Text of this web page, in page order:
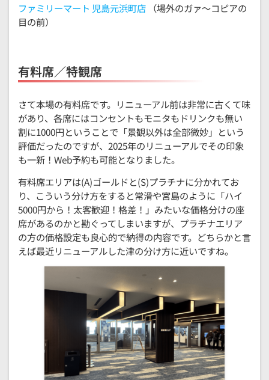
ファミリーマート 児島元浜町店 （場外のガァ～コピアの
目の前）
有料席／特観席
さて本場の有料席です。リニューアル前は非常に古くて味
があり、各席にはコンセントもモニタもドリンクも無い
割に1000円ということで「景観以外は全部微妙」という
評価だったのですが、2025年のリニューアルでその印象
も一新！Web予約も可能となりました。
有料席エリアは(A)ゴールドと(S)プラチナに分かれてお
り、こういう分け方をすると常滑や宮島のように「ハイ
5000円から！太客歓迎！格差！」みたいな価格分けの座
席があるのかと勘ぐってしまいますが、プラチナエリア
の方の価格設定も良心的で納得の内容です。どちらかと言
えば最近リニューアルした津の分け方に近いですね。